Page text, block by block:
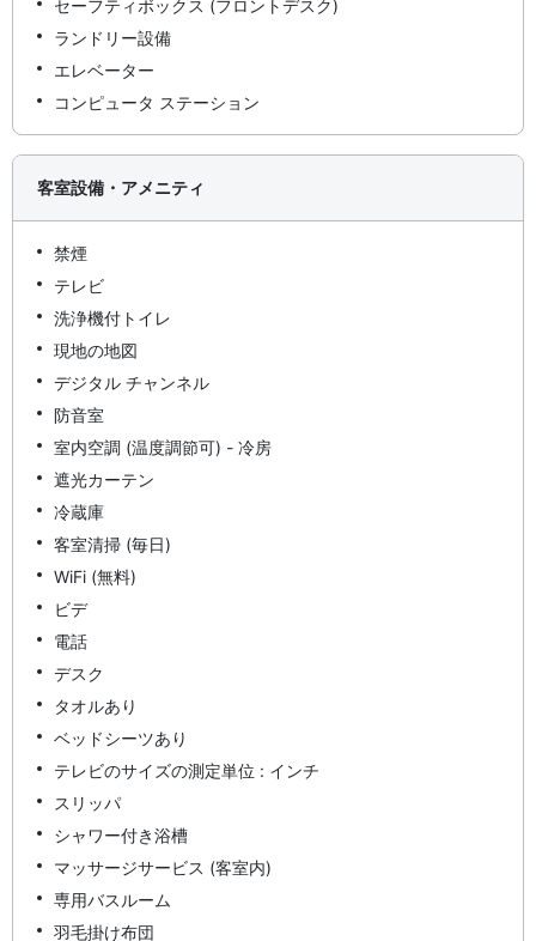
セーフティボックス (フロントデスク)
ランドリー設備
エレベーター
コンピュータ ステーション
客室設備・アメニティ
禁煙
テレビ
洗浄機付トイレ
現地の地図
デジタル チャンネル
防音室
室内空調 (温度調節可) - 冷房
遮光カーテン
冷蔵庫
客室清掃 (毎日)
WiFi (無料)
ビデ
電話
デスク
タオルあり
ベッドシーツあり
テレビのサイズの測定単位 : インチ
スリッパ
シャワー付き浴槽
マッサージサービス (客室内)
専用バスルーム
羽毛掛け布団